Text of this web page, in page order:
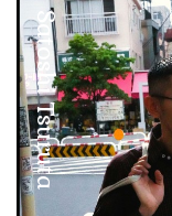
Satoshi Tsuruta